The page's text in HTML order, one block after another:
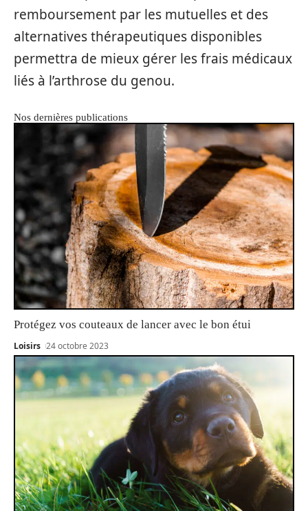
remboursement par les mutuelles et des
alternatives thérapeutiques disponibles
permettra de mieux gérer les frais médicaux
liés à l’arthrose du genou.
Nos dernières publications
Protégez vos couteaux de lancer avec le bon étui
Loisirs 24 octobre 2023